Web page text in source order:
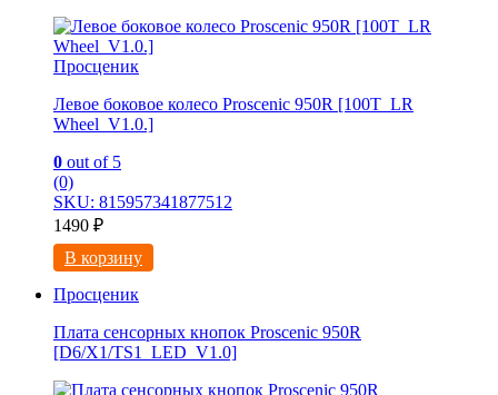
Просценик
Левое боковое колесо Proscenic 950R [100T_LR
Wheel_V1.0.]
0 out of 5
(0)
SKU: 815957341877512
1490 ₽
В корзину
Просценик
Плата сенсорных кнопок Proscenic 950R
[D6/X1/TS1_LED_V1.0]